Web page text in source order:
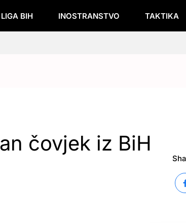
BIH INOSTRANSTVO TAKTIKA
čovjek iz BiH